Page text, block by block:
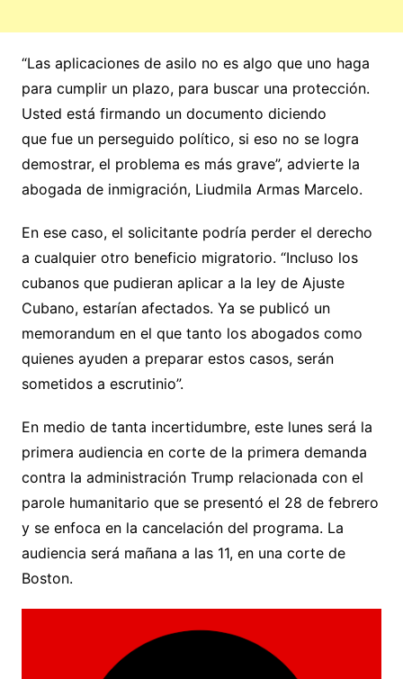
“Las aplicaciones de asilo no es algo que uno haga
para cumplir un plazo, para buscar una protección.
Usted está firmando un documento diciendo
que fue un perseguido político, si eso no se logra
demostrar, el problema es más grave”, advierte la
abogada de inmigración, Liudmila Armas Marcelo.
En ese caso, el solicitante podría perder el derecho
a cualquier otro beneficio migratorio. “Incluso los
cubanos que pudieran aplicar a la ley de Ajuste
Cubano, estarían afectados. Ya se publicó un
memorandum en el que tanto los abogados como
quienes ayuden a preparar estos casos, serán
sometidos a escrutinio”.
En medio de tanta incertidumbre, este lunes será la
primera audiencia en corte de la primera demanda
contra la administración Trump relacionada con el
parole humanitario que se presentó el 28 de febrero
y se enfoca en la cancelación del programa. La
audiencia será mañana a las 11, en una corte de
Boston.